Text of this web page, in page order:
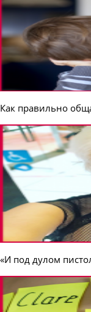
Как правильно
«И под дулом